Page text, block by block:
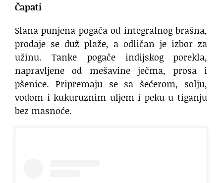
Čapati
Slana punjena pogača od integralnog brašna,
prodaje se duž plaže, a odličan je izbor za
užinu. Tanke pogače indijskog porekla,
napravljene od mešavine ječma, prosa i
pšenice. Pripremaju se sa šećerom, solju,
vodom i kukuruznim uljem i peku u tiganju
bez masnoće.